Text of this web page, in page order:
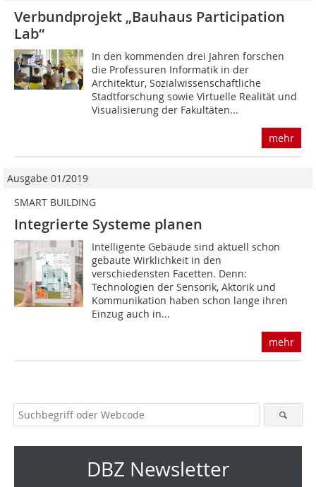
Verbundprojekt „Bauhaus Participation
Lab“
In den kommenden drei Jahren forschen
die ­Professuren Informatik in der
Architektur, Sozialwissenschaftliche
Stadtforschung sowie Virtuelle Realität und
Visualisierung der Fakultäten...
mehr
Ausgabe 01/2019
SMART BUILDING
Integrierte Systeme planen
Intelligente Gebäude sind aktuell schon
gebaute Wirklichkeit in den
verschiedensten Facetten. Denn:
Technologien der Sensorik, Aktorik und
Kommunikation haben schon lange ihren
Einzug auch in...
mehr
DBZ Newsletter